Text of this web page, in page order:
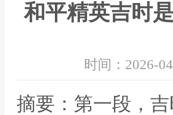
和平精英吉时
时间：2026-
摘要：第一段，